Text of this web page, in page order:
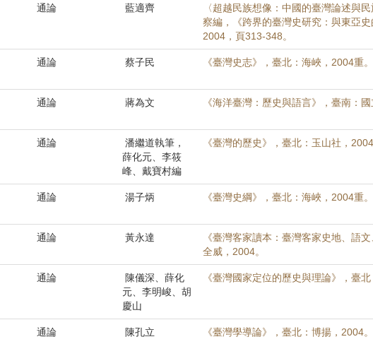
通論 藍適齊
〈超越民族想像：中國的臺灣論述與
察編，《跨界的臺灣史研究：與東亞史
2004，頁313-348。
通論 蔡子民 《臺灣史志》，臺北：海峽，2004重。
通論 蔣為文 《海洋臺灣：歷史與語言》，臺南：
通論
潘繼道執筆，
薛化元、李筱
峰、戴寶村編
《臺灣的歷史》，臺北：玉山社，2004
通論 湯子炳 《臺灣史綱》，臺北：海峽，2004重。
通論 黃永達
《臺灣客家讀本：臺灣客家史地、語
全威，2004。
通論
陳儀深、薛化
元、李明峻、胡
慶山
《臺灣國家定位的歷史與理論》，臺北
通論 陳孔立 《臺灣學導論》，臺北：博揚，2004。